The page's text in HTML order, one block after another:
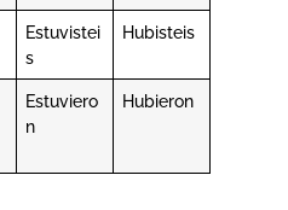
Estuvistei
s
Hubisteis
Estuviero
n
Hubieron